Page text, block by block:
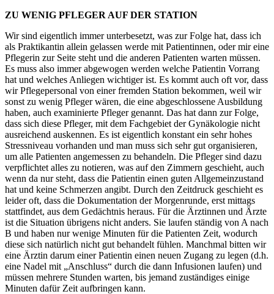
ZU WENIG PFLEGER AUF DER STATION
Wir sind eigentlich immer unterbesetzt, was zur Folge hat, dass ich
als Praktikantin allein gelassen werde mit Patientinnen, oder mir eine
Pflegerin zur Seite steht und die anderen Patienten warten müssen.
Es muss also immer abgewogen werden welche Patientin Vorrang
hat und welches Anliegen wichtiger ist. Es kommt auch oft vor, dass
wir Pflegepersonal von einer fremden Station bekommen, weil wir
sonst zu wenig Pfleger wären, die eine abgeschlossene Ausbildung
haben, auch examinierte Pfleger genannt. Das hat dann zur Folge,
dass sich diese Pfleger, mit dem Fachgebiet der Gynäkologie nicht
ausreichend auskennen. Es ist eigentlich konstant ein sehr hohes
Stressniveau vorhanden und man muss sich sehr gut organisieren,
um alle Patienten angemessen zu behandeln. Die Pfleger sind dazu
verpflichtet alles zu notieren, was auf den Zimmern geschieht, auch
wenn da nur steht, dass die Patientin einen guten Allgemeinzustand
hat und keine Schmerzen angibt. Durch den Zeitdruck geschieht es
leider oft, dass die Dokumentation der Morgenrunde, erst mittags
stattfindet, aus dem Gedächtnis heraus. Für die Ärztinnen und Ärzte
ist die Situation übrigens nicht anders. Sie laufen ständig von A nach
B und haben nur wenige Minuten für die Patienten Zeit, wodurch
diese sich natürlich nicht gut behandelt fühlen. Manchmal bitten wir
eine Ärztin darum einer Patientin einen neuen Zugang zu legen (d.h.
eine Nadel mit „Anschluss“ durch die dann Infusionen laufen) und
müssen mehrere Stunden warten, bis jemand zuständiges einige
Minuten dafür Zeit aufbringen kann.